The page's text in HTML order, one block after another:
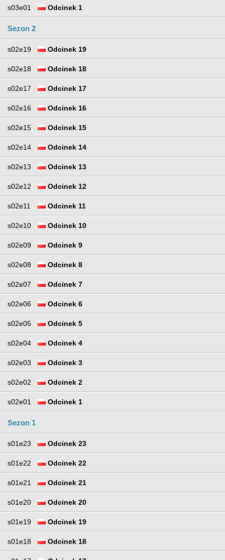
s03e01 Odcinek 1
Sezon 2
s02e19 Odcinek 19
s02e18 Odcinek 18
s02e17 Odcinek 17
s02e16 Odcinek 16
s02e15 Odcinek 15
s02e14 Odcinek 14
s02e13 Odcinek 13
s02e12 Odcinek 12
s02e11 Odcinek 11
s02e10 Odcinek 10
s02e09 Odcinek 9
s02e08 Odcinek 8
s02e07 Odcinek 7
s02e06 Odcinek 6
s02e05 Odcinek 5
s02e04 Odcinek 4
s02e03 Odcinek 3
s02e02 Odcinek 2
s02e01 Odcinek 1
Sezon 1
s01e23 Odcinek 23
s01e22 Odcinek 22
s01e21 Odcinek 21
s01e20 Odcinek 20
s01e19 Odcinek 19
s01e18 Odcinek 18